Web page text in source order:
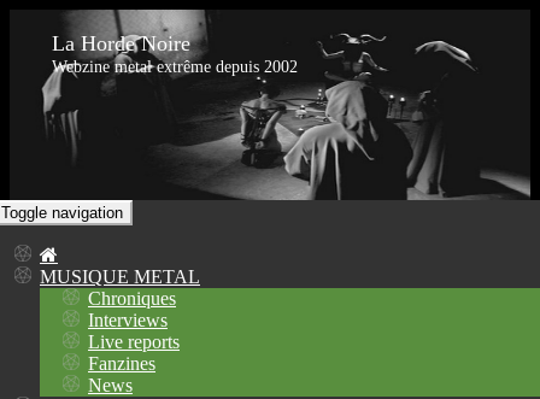
La Horde Noire
Webzine metal extrême depuis 2002
Toggle navigation
MUSIQUE METAL
Chroniques
Interviews
Live reports
Fanzines
News